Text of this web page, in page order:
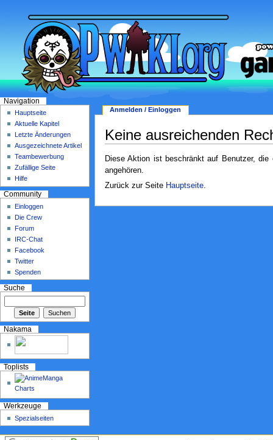
Keine ausreichenden
Diese Aktion ist beschränkt auf Benutzer, die
angehören.
Zurück zur Seite Hauptseite.
Anmelden / Einloggen
Navigation
Hauptseite
Aktuelle Kapitel
Letzte Änderungen
Ausgezeichnete Artikel
Teambewerbung
Zufällige Seite
Hilfe
Community
Einloggen
Die Crew
Forum
IRC-Chat
Facebook
Twitter
Spenden
Suche
Nakama
Toplists
Werkzeuge
Spezialseiten